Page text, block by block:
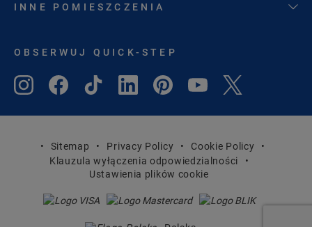
INNE POMIESZCZENIA
OBSERWUJ QUICK-STEP
Sitemap Privacy Policy
Cookie Policy
Klauzula wyłączenia odpowiedzialności
Ustawienia plików cookie